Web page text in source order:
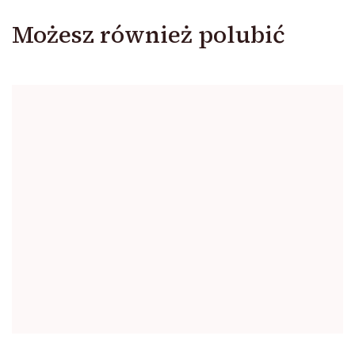
Możesz również polubić